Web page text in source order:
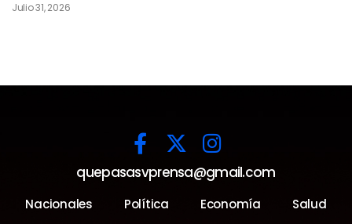
Julio 31, 2026
quepasasvprensa@gmail.com
Nacionales Política Economía Salud